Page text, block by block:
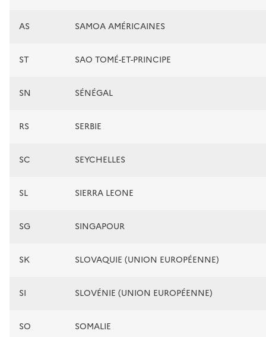
AS SAMOA AMÉRICAINES
ST SAO TOMÉ-ET-PRINCIPE
SN SÉNÉGAL
RS SERBIE
SC SEYCHELLES
SL SIERRA LEONE
SG SINGAPOUR
SK SLOVAQUIE (UNION EUROPÉENNE)
SI SLOVÉNIE (UNION EUROPÉENNE)
SO SOMALIE